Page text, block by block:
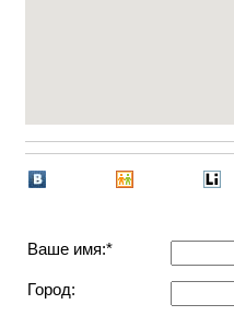
Ваше имя:*
Город: